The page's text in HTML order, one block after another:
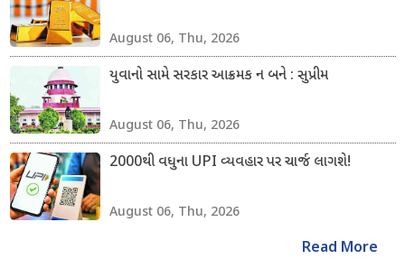
August 06, Thu, 2026
યુવાનો સામે સરકાર આક્રમક ન બને : સુપ્રીમ
August 06, Thu, 2026
2000થી વધુના UPI વ્યવહાર પર ચાર્જ લાગશે!
August 06, Thu, 2026
Read More